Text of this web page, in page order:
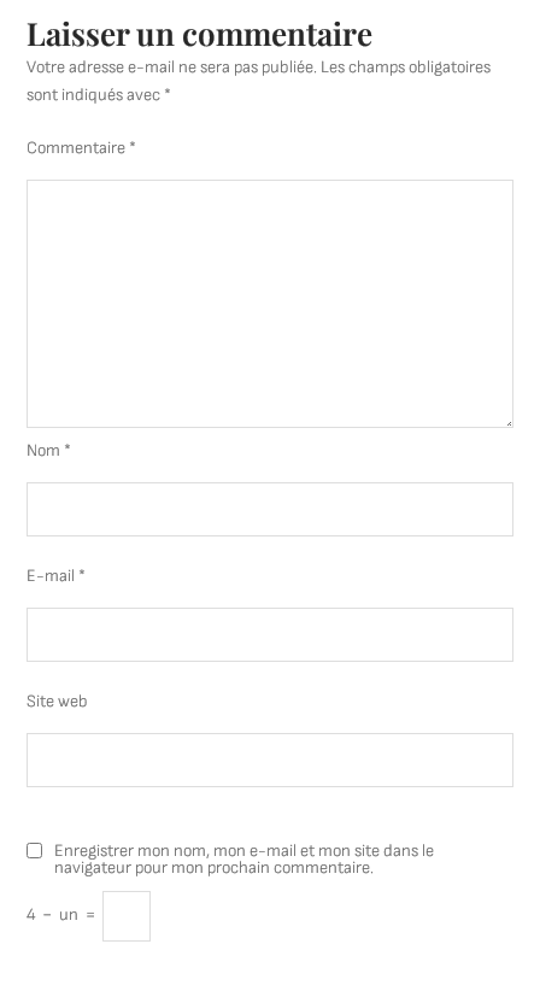
Laisser un commentaire
Votre adresse e-mail ne sera pas publiée. Les champs obligatoires
sont indiqués avec *
Commentaire *
Nom *
E-mail *
Site web
Enregistrer mon nom, mon e-mail et mon site dans le
navigateur pour mon prochain commentaire.
4 − un =